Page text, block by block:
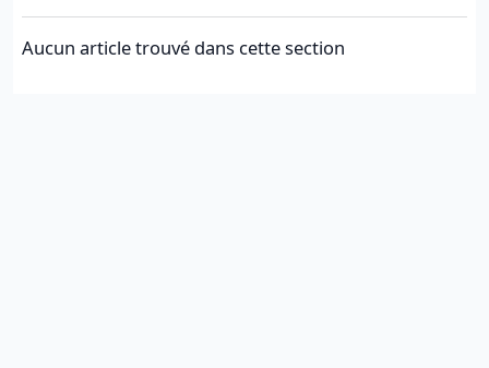
Aucun article trouvé dans cette section